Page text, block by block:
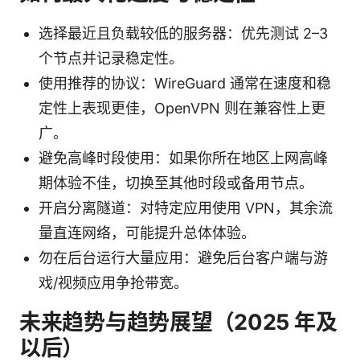
选择最近且负载较低的服务器：优先测试 2–3
个节点并记录稳定性。
使用推荐的协议：WireGuard 通常在速度和稳
定性上表现更佳，OpenVPN 则在兼容性上更
广。
避免高峰时段使用：如果你所在地区上网高峰
期体验不佳，切换至其他时段或备用节点。
开启分离隧道：对特定应用使用 VPN，其余流
量直连网络，可能提升总体体验。
勿在后台运行大量应用：避免后台客户端与游
戏/视频应用争抢带宽。
未来趋势与趋势展望（2025 年及
以后）